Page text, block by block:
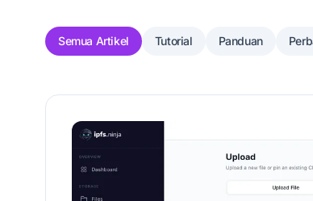
Semua Artikel Tutorial Panduan